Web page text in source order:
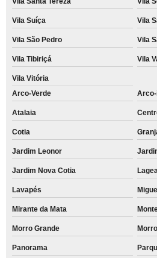
Vila Suíça Vila
Vila São Pedro Vila
Vila Tibiriçá Vila
Vila Vitória
Arco-Verde
Atalaia
Cotia
Jardim Leonor
Jardim Nova Cotia
Lavapés
Mirante da Mata
Morro Grande
Panorama